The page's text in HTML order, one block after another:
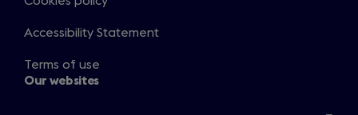
Accessibility Statement
Terms of use
Our websites